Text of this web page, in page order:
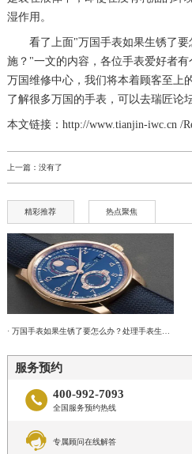
湿作用。
看了上面"万国手表如果生锈了要
施？"一文的内容，各位手表爱好者
万国维修中心，我们将本着顾客至上
了解很多万国的手表，可以去瑞匠论
本文链接：http://www.tianjin-iwc.cn /
上一篇：没有了
精彩推荐 热点聚焦
服务预约
 400-992-7093
全国服务预约热线
 专属顾问在线解答